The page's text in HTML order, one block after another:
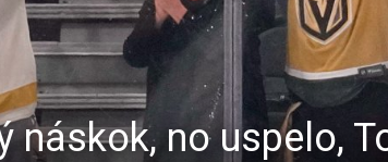
náskok, no uspelo,